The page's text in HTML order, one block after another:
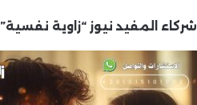
شركاء المفيد نيوز “زاوية نفسية”